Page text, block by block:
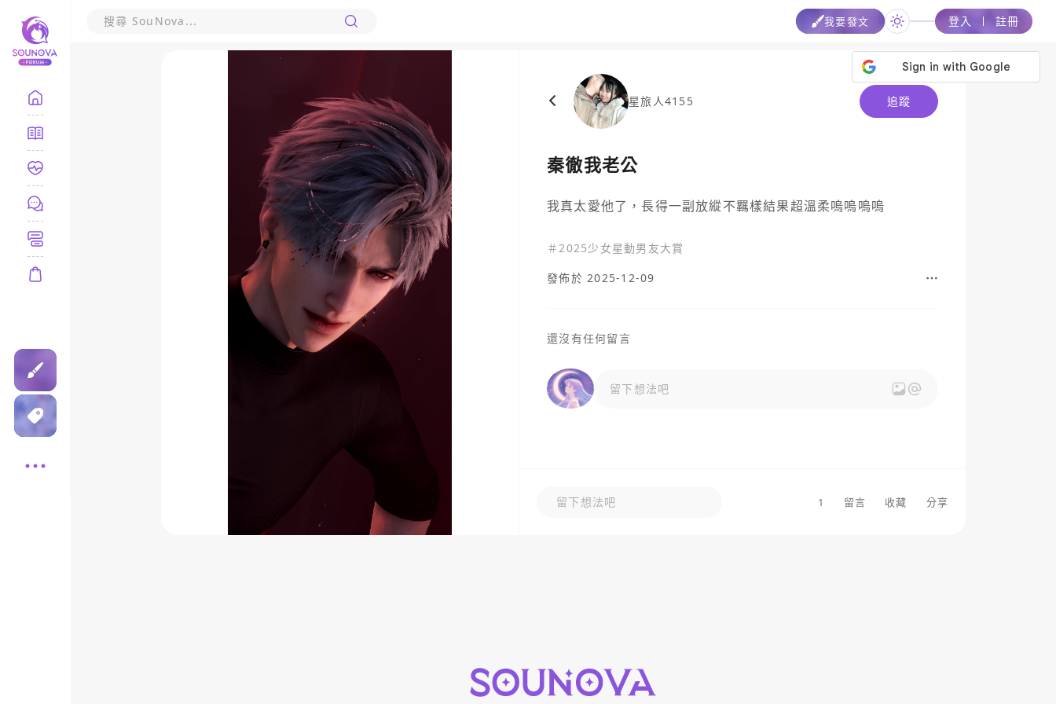
我要發文 登入 註冊
星旅人4155 追蹤
秦徹我老公
我真太愛他了，長得一副放縱不羈樣結果超溫柔嗚嗚嗚嗚
＃2025少女星動男友大賞
發佈於 2025-12-09
還沒有任何留言
留下想法吧
留下想法吧 1 留言 收藏 分享